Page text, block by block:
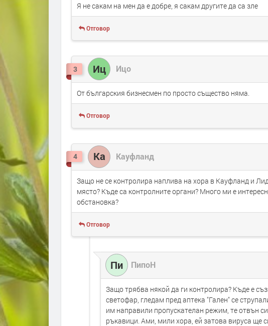
Я не сакам на мен да е добре, я сакам другите да са зле
Отговор
3 Иц Ицо
От българския бизнесмен по просто същество няма.
Отговор
4 Ка Кауфланд
Защо не се контролира наплива на хора в Кауфланд и
място? Къде са контролните органи? Много ми е
обстановка?
Отговор
Пи ПипоН
Защо трябва някой да ги контролира? Къде е
светофар, гледам пред аптека "Гален" се
им направили пропускателан режим, те отвън
ръкавици. Ами, мили хора, ей затова вируса ще